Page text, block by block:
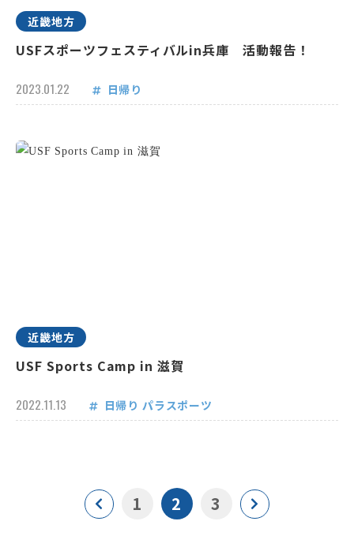
近畿地方
USFスポーツフェスティバルin兵庫 活動報告！
2023.01.22 日帰り
近畿地方
USF Sports Camp in 滋賀
2022.11.13 日帰り パラスポーツ
1 2 3